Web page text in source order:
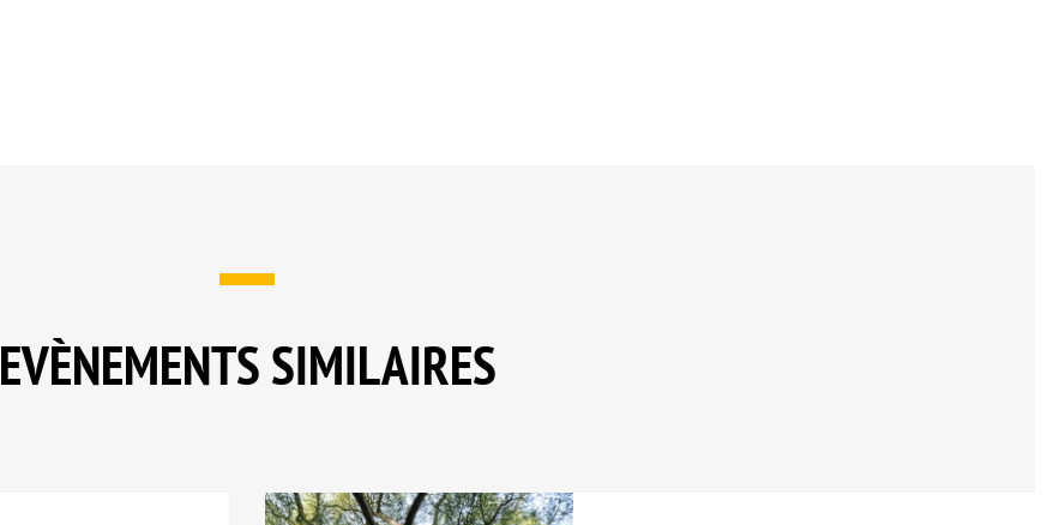
EVÈNEMENTS SIMILAIRES